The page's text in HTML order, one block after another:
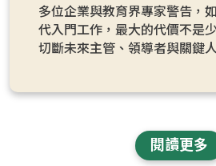
多位企業與教育界專家警告，
代入門工作，最大的代價不是
切斷未來主管、領導者與關鍵
閱讀更多